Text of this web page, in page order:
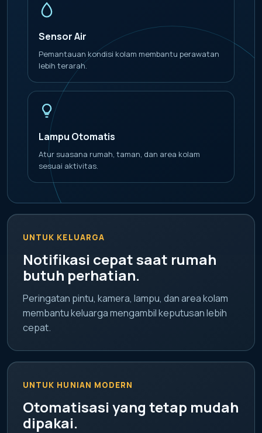
Sensor Air
Pemantauan kondisi kolam membantu perawatan
lebih terarah.
Lampu Otomatis
Atur suasana rumah, taman, dan area kolam
sesuai aktivitas.
UNTUK KELUARGA
Notifikasi cepat saat rumah
butuh perhatian.
Peringatan pintu, kamera, lampu, dan area kolam
membantu keluarga mengambil keputusan lebih
cepat.
UNTUK HUNIAN MODERN
Otomatisasi yang tetap mudah
dipakai.